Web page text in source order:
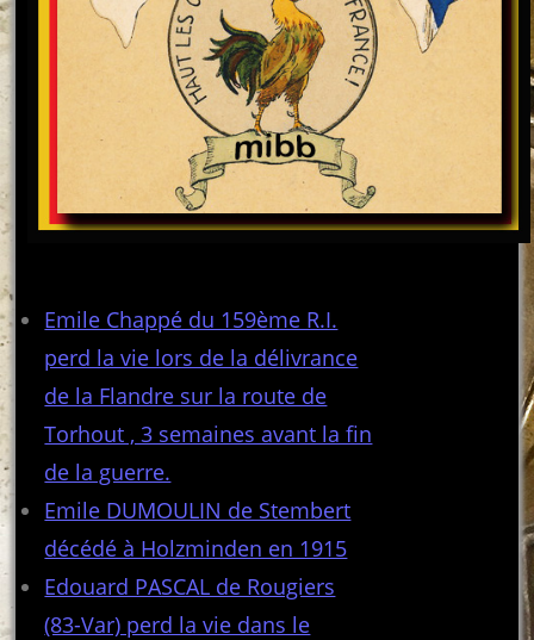
Emile Chappé du 159ème R.I.
perd la vie lors de la délivrance
de la Flandre sur la route de
Torhout , 3 semaines avant la fin
de la guerre.
Emile DUMOULIN de Stembert
décédé à Holzminden en 1915
Edouard PASCAL de Rougiers
(83-Var) perd la vie dans le